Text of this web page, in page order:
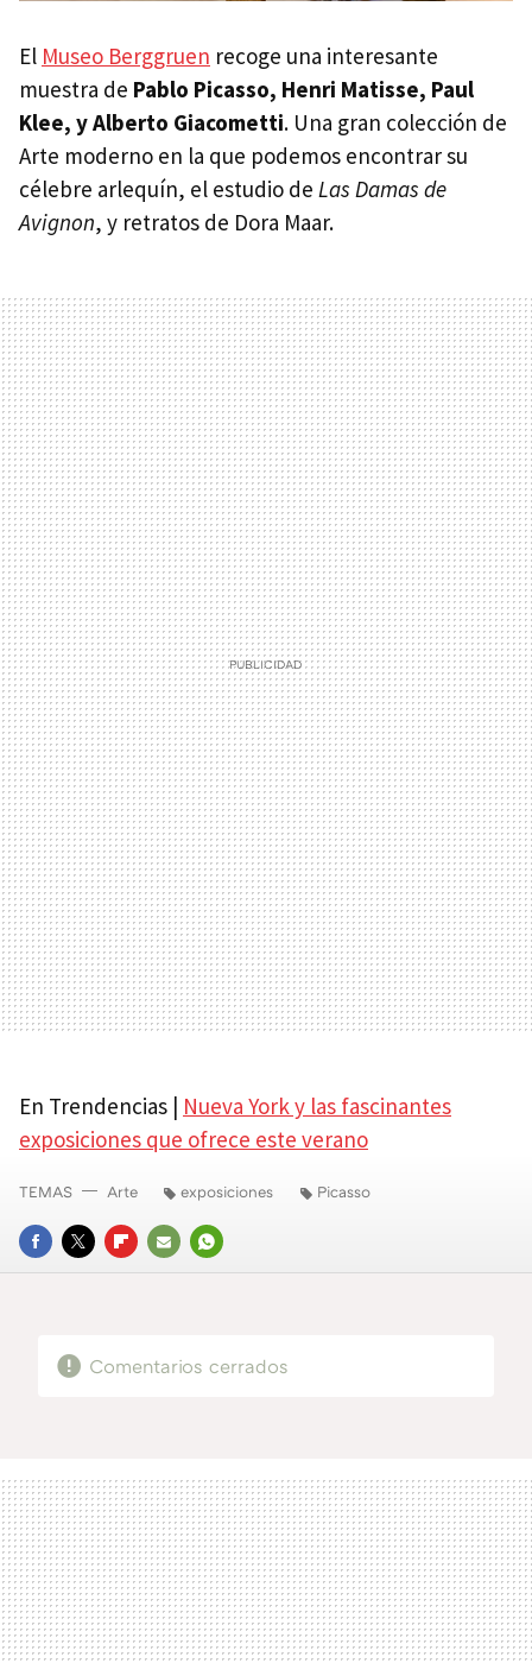
El Museo Berggruen recoge una interesante
muestra de Pablo Picasso, Henri Matisse, Paul
Klee, y Alberto Giacometti. Una gran colección de
Arte moderno en la que podemos encontrar su
célebre arlequín, el estudio de Las Damas de
Avignon, y retratos de Dora Maar.
En Trendencias | Nueva York y las fascinantes
exposiciones que ofrece este verano
FACEBOOK
TWITTERFLIPBOARD
E-
WHATSAPP
TEMAS Arte exposiciones Picasso
Comentarios cerrados